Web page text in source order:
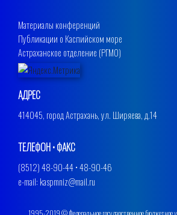
Материалы конференций
Публикации о Каспийском море
Астраханское отделение (РГМО)
АДРЕС
414045, город Астрахань, ул. Ширяева, д.14
ТЕЛЕФОН • ФАКС
(8512) 48-90-44 • 48-90-46
e-mail: kaspmniz@mail.ru